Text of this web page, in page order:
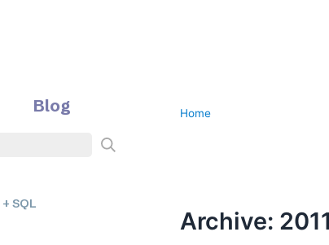
Blog
SQL
Home
Archive: 2011